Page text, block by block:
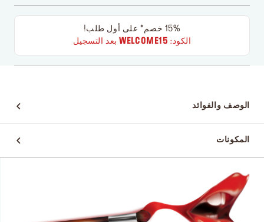
15% خصم* على أول طلب!
الكود: WELCOME15بعد التسجيل
الوصف والفوائد
المكونات